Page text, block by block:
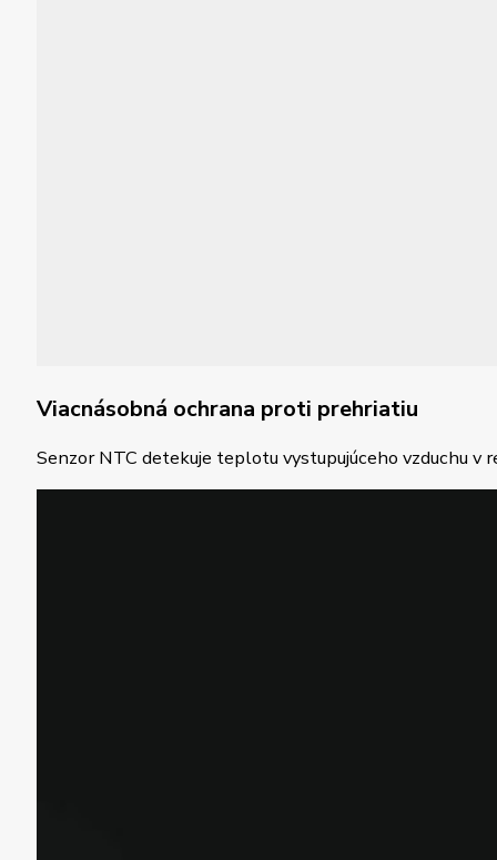
Viacnásobná ochrana proti prehriatiu
Senzor NTC detekuje teplotu vystupujúceho vzduchu v